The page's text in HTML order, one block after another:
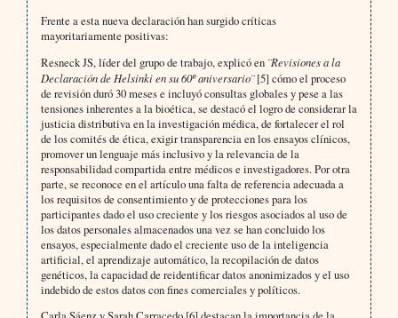
Frente a esta nueva declaración han surgido críticas
mayoritariamente positivas:
Resneck JS, líder del grupo de trabajo, explicó en ¨Revisiones a la
Declaración de Helsinki en su 60º aniversario¨[5] cómo el proceso
de revisión duró 30 meses e incluyó consultas globales y pese a las
tensiones inherentes a la bioética, se destacó el logro de considerar la
justicia distributiva en la investigación médica, de fortalecer el rol
de los comités de ética, exigir transparencia en los ensayos clínicos,
promover un lenguaje más inclusivo y la relevancia de la
responsabilidad compartida entre médicos e investigadores. Por otra
parte, se reconoce en el artículo una falta de referencia adecuada a
los requisitos de consentimiento y de protecciones para los
participantes dado el uso creciente y los riesgos asociados al uso de
los datos personales almacenados una vez se han concluido los
ensayos, especialmente dado el creciente uso de la inteligencia
artificial, el aprendizaje automático, la recopilación de datos
genéticos, la capacidad de reidentificar datos anonimizados y el uso
indebido de estos datos con fines comerciales y políticos.